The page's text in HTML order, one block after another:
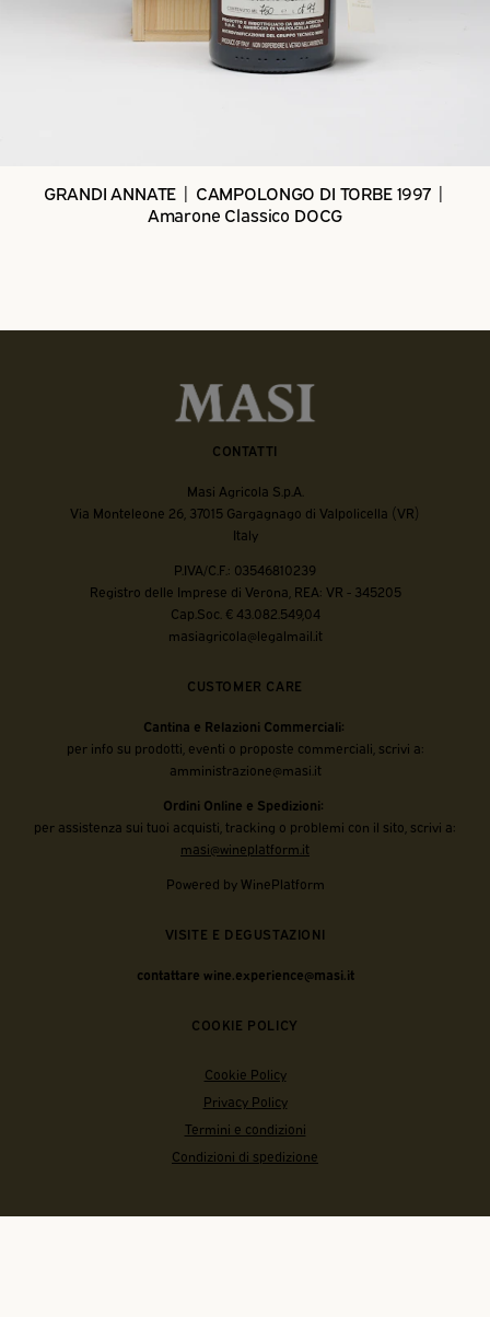
GRANDI ANNATE | CAMPOLONGO DI TORBE 1997 |
Amarone Classico DOCG
CONTATTI
Masi Agricola S.p.A.
Via Monteleone 26, 37015 Gargagnago di Valpolicella (VR)
Italy
P.IVA/C.F.: 03546810239
Registro delle Imprese di Verona, REA: VR - 345205
Cap.Soc. € 43.082.549,04
masiagricola@legalmail.it
CUSTOMER CARE
Cantina e Relazioni Commerciali:
per info su prodotti, eventi o proposte commerciali, scrivi a:
amministrazione@masi.it
Ordini Online e Spedizioni:
per assistenza sui tuoi acquisti, tracking o problemi con il sito, scrivi a:
masi@wineplatform.it
Powered by WinePlatform
VISITE E DEGUSTAZIONI
contattare wine.experience@masi.it
COOKIE POLICY
Cookie Policy
Privacy Policy
Termini e condizioni
Condizioni di spedizione